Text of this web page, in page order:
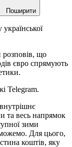
Поширити
що
євро спрямують
Telegram.
та весь напрямок
зими
Для цього,
коштів, яку